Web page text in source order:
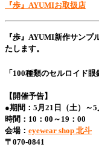
『歩』AYUMIお取扱店
『歩』AYUMI新作サン
たします。
「100種類のセルロイド
【開催予告】
●期間：5月21日（土）～5
時間：10：00～19：00
会場： eyewear shop 北斗
〒070-0841